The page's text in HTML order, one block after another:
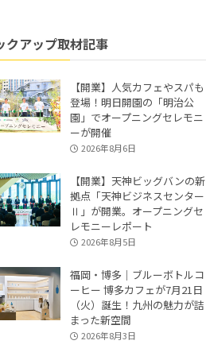
クアップ取材記事
【開業】人気カフェやスパも
登場！明日開園の「明治公
園」でオープニングセレモニ
ーが開催
2026年8月6日
【開業】天神ビッグバンの新
拠点「天神ビジネスセンター
Ⅱ」が開業。オープニングセ
レモニーレポート
2026年8月5日
福岡・博多｜ブルーボトルコ
ーヒー 博多カフェが7月21日
（火）誕生！九州の魅力が詰
まった新空間
2026年8月3日